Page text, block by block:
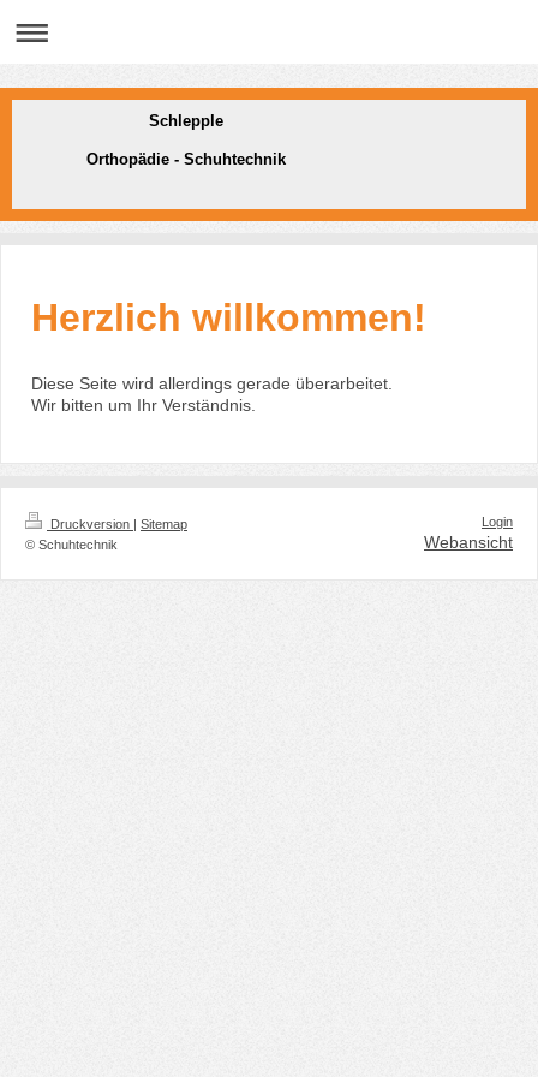
Schlepple
Orthopädie - Schuhtechnik
Herzlich willkommen!
Diese Seite wird allerdings gerade überarbeitet.
Wir bitten um Ihr Verständnis.
Druckversion | Sitemap
© Schuhtechnik
Login
Webansicht